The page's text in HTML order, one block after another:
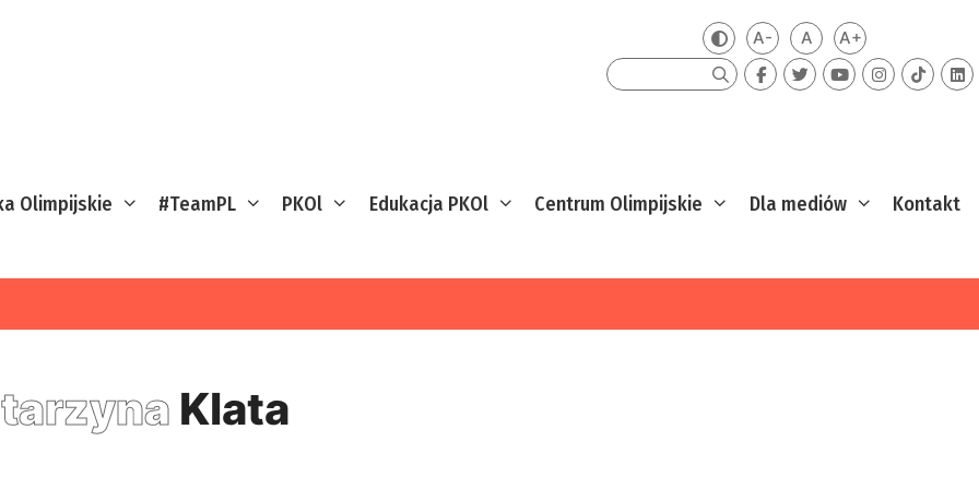
Zmień kontrast
A-Mniejsza czcionka
ADomyślna czcionka
A+Większa
Szukaj
Olimpijskie #TeamPL PKOl Edukacja PKOl Centrum Olimpijskie Dla mediów Kontakt
Klata